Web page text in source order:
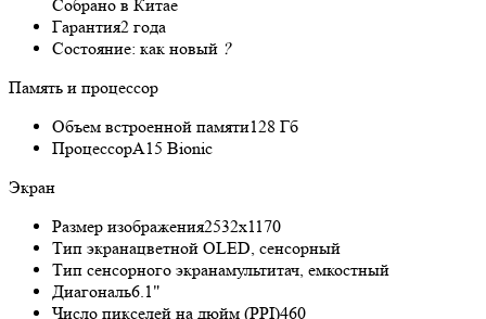
Собрано в Китае
Гарантия2 года
Состояние: как новый ?
Память и процессор
Объем встроенной памяти128 Гб
ПроцессорA15 Bionic
Экран
Размер изображения2532x1170
Тип экранацветной OLED, сенсорный
Тип сенсорного экранамультитач, емкостный
Диагональ6.1"
Число пикселей на дюйм (PPI)460